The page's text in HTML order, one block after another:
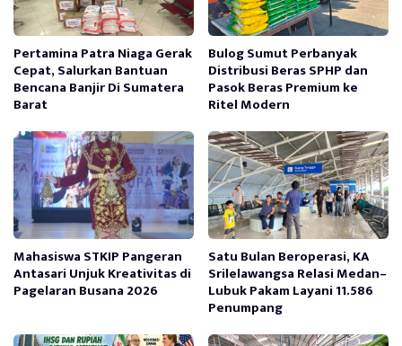
Pertamina Patra Niaga Gerak
Cepat, Salurkan Bantuan
Bencana Banjir Di Sumatera
Barat
Bulog Sumut Perbanyak
Distribusi Beras SPHP dan
Pasok Beras Premium ke
Ritel Modern
Mahasiswa STKIP Pangeran
Antasari Unjuk Kreativitas di
Pagelaran Busana 2026
Satu Bulan Beroperasi, KA
Srilelawangsa Relasi Medan–
Lubuk Pakam Layani 11.586
Penumpang